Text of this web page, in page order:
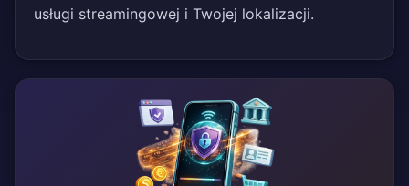
usługi streamingowej i Twojej lokalizacji.